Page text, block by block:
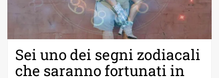
Sei uno dei segni zodiacali
che saranno fortunati in